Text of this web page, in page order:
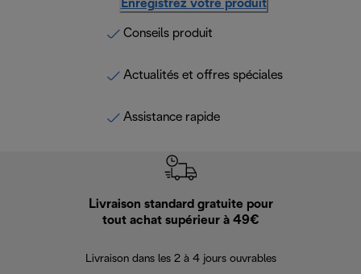
Enregistrez votre produit
Conseils produit
Actualités et offres spéciales
Assistance rapide
Livraison standard gratuite pour
tout achat supérieur à 49€
Livraison dans les 2 à 4 jours ouvrables